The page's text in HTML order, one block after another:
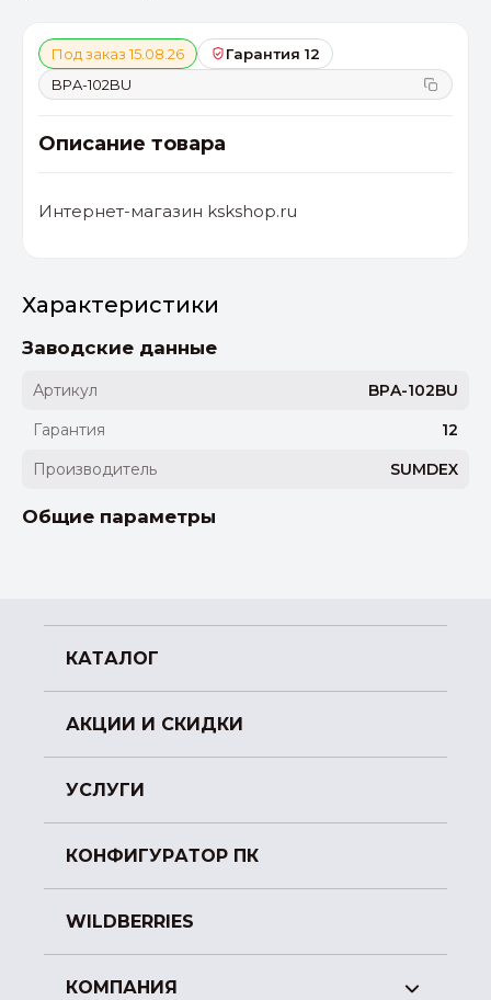
Под заказ 15.08.26
Гарантия 12
BPA-102BU
Описание товара
Интернет-магазин kskshop.ru
Характеристики
Заводские данные
Артикул
BPA-102BU
Гарантия
12
Производитель
SUMDEX
Общие параметры
КАТАЛОГ
АКЦИИ И СКИДКИ
УСЛУГИ
КОНФИГУРАТОР ПК
WILDBERRIES
КОМПАНИЯ